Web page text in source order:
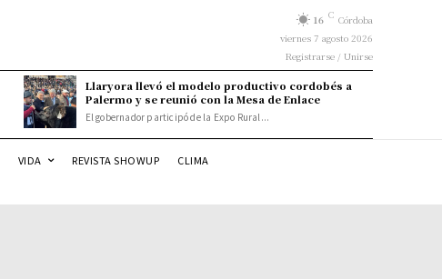
16 C Córdoba
viernes 7 agosto 2026
Registrarse / Unirse
Llaryora llevó el modelo productivo cordobés a
Palermo y se reunió con la Mesa de Enlace
El gobernador participó de la Expo Rural...
VIDA REVISTA SHOWUP CLIMA